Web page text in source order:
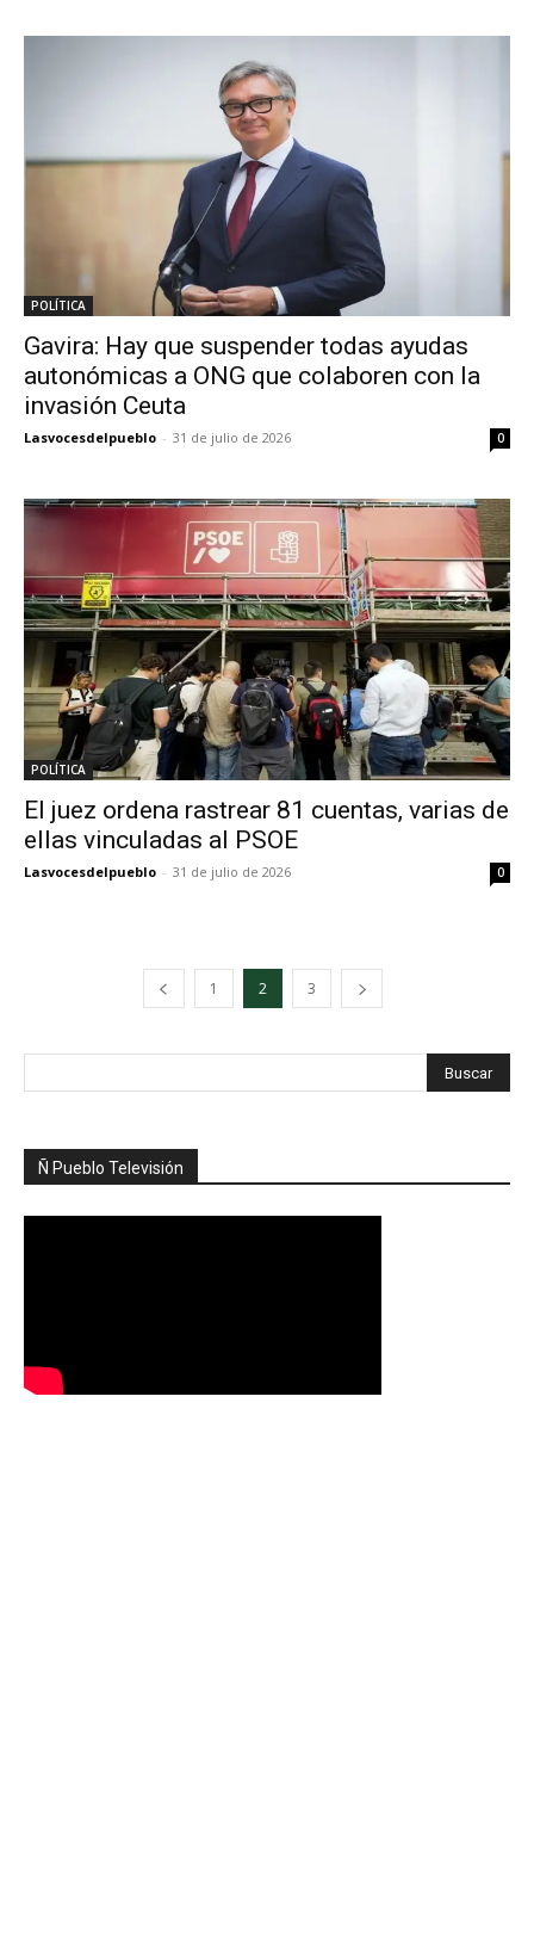
POLÍTICA
Gavira: Hay que suspender todas ayudas
autonómicas a ONG que colaboren con la
invasión Ceuta
Lasvocesdelpueblo - 31 de julio de 2026 0
POLÍTICA
El juez ordena rastrear 81 cuentas, varias de
ellas vinculadas al PSOE
Lasvocesdelpueblo - 31 de julio de 2026 0
1 2 3
Ñ Pueblo Televisión